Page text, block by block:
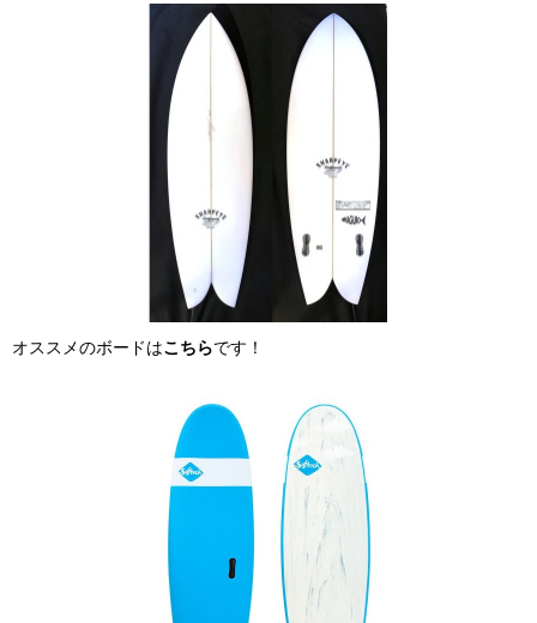
オススメのボードはこちらです！